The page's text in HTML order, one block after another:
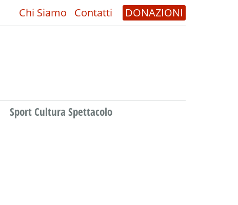
Chi Siamo Contatti DONAZIONI
Sport Cultura Spettacolo